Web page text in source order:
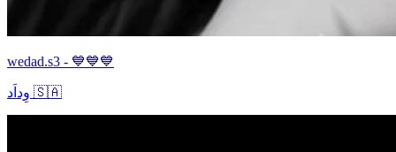
wedad.s3 - 💙💙💙
وِداَد 🇸🇦